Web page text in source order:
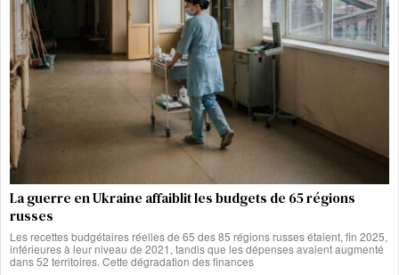
La guerre en Ukraine affaiblit les budgets de 65 régions
russes
Les recettes budgétaires réelles de 65 des 85 régions russes étaient, fin 2025,
inférieures à leur niveau de 2021, tandis que les dépenses avaient augmenté
dans 52 territoires. Cette dégradation des finances